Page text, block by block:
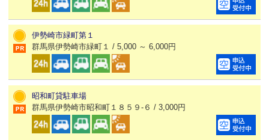
伊勢崎市緑町第１
群馬県伊勢崎市緑町１ / 5,000 ～ 6,000円
昭和町貸駐車場
群馬県伊勢崎市昭和町１８５９-６ / 3,000円